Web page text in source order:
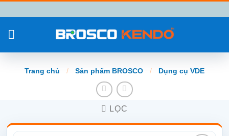
đến
nội
Trang chủ / Sản phẩm BROSCO / Dụng cụ VDE
LỌC